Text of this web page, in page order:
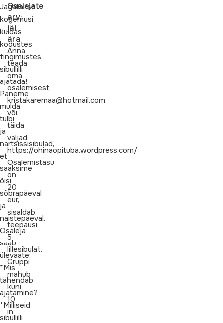
Jagatakse
kogemusi,
kuidas
kodustes
tingimustes
sibullilli
ajatada!
Paneme
mulda
tulbi
ja
nartsissisibulad,
et
saaksime
õisi
sõbrapäeval
ja
naistepäeval.
Osaleja
saab
ülevaate:
*Mis
tähendab
ajatamine?
*Milliseid
sibullilli
Osalejate
arv:
jäi
ära
Anna
teada
oma
osalemisest
kristakaremaa@hotmail.com
või
täida
väljad
https://ohinaopituba.wordpress.com/
Osalemistasu
on
20
eur,
sisaldab
teepausi,
5
lillesibulat.
Gruppi
mahub
kuni
10
in.